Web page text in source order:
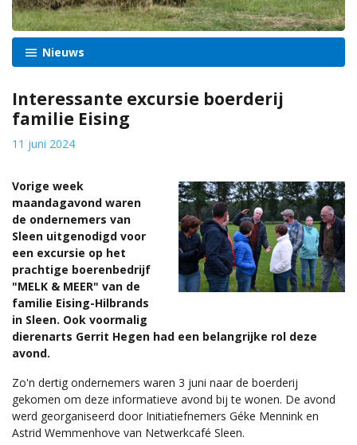
Nieuws
Interessante excursie boerderij
familie Eising
11 juni 2024
Vorige week
maandagavond waren
de ondernemers van
Sleen uitgenodigd voor
een excursie op het
prachtige boerenbedrijf
"MELK & MEER" van de
familie Eising-Hilbrands
in Sleen. Ook voormalig
dierenarts Gerrit Hegen had een belangrijke rol deze
avond.
Zo'n dertig ondernemers waren 3 juni naar de boerderij
gekomen om deze informatieve avond bij te wonen. De avond
werd georganiseerd door Initiatiefnemers Géke Mennink en
Astrid Wemmenhove van Netwerkcafé Sleen.